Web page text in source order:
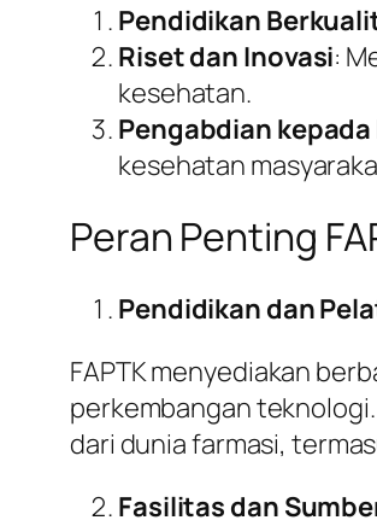
Pendidikan
Riset dan Inovasi:
kesehatan.
Pengabdian
kesehatan
Peran Penting
Pendidikan dan
FAPTK menyediakan
perkembangan
dari dunia farmasi,
Fasilitas dan